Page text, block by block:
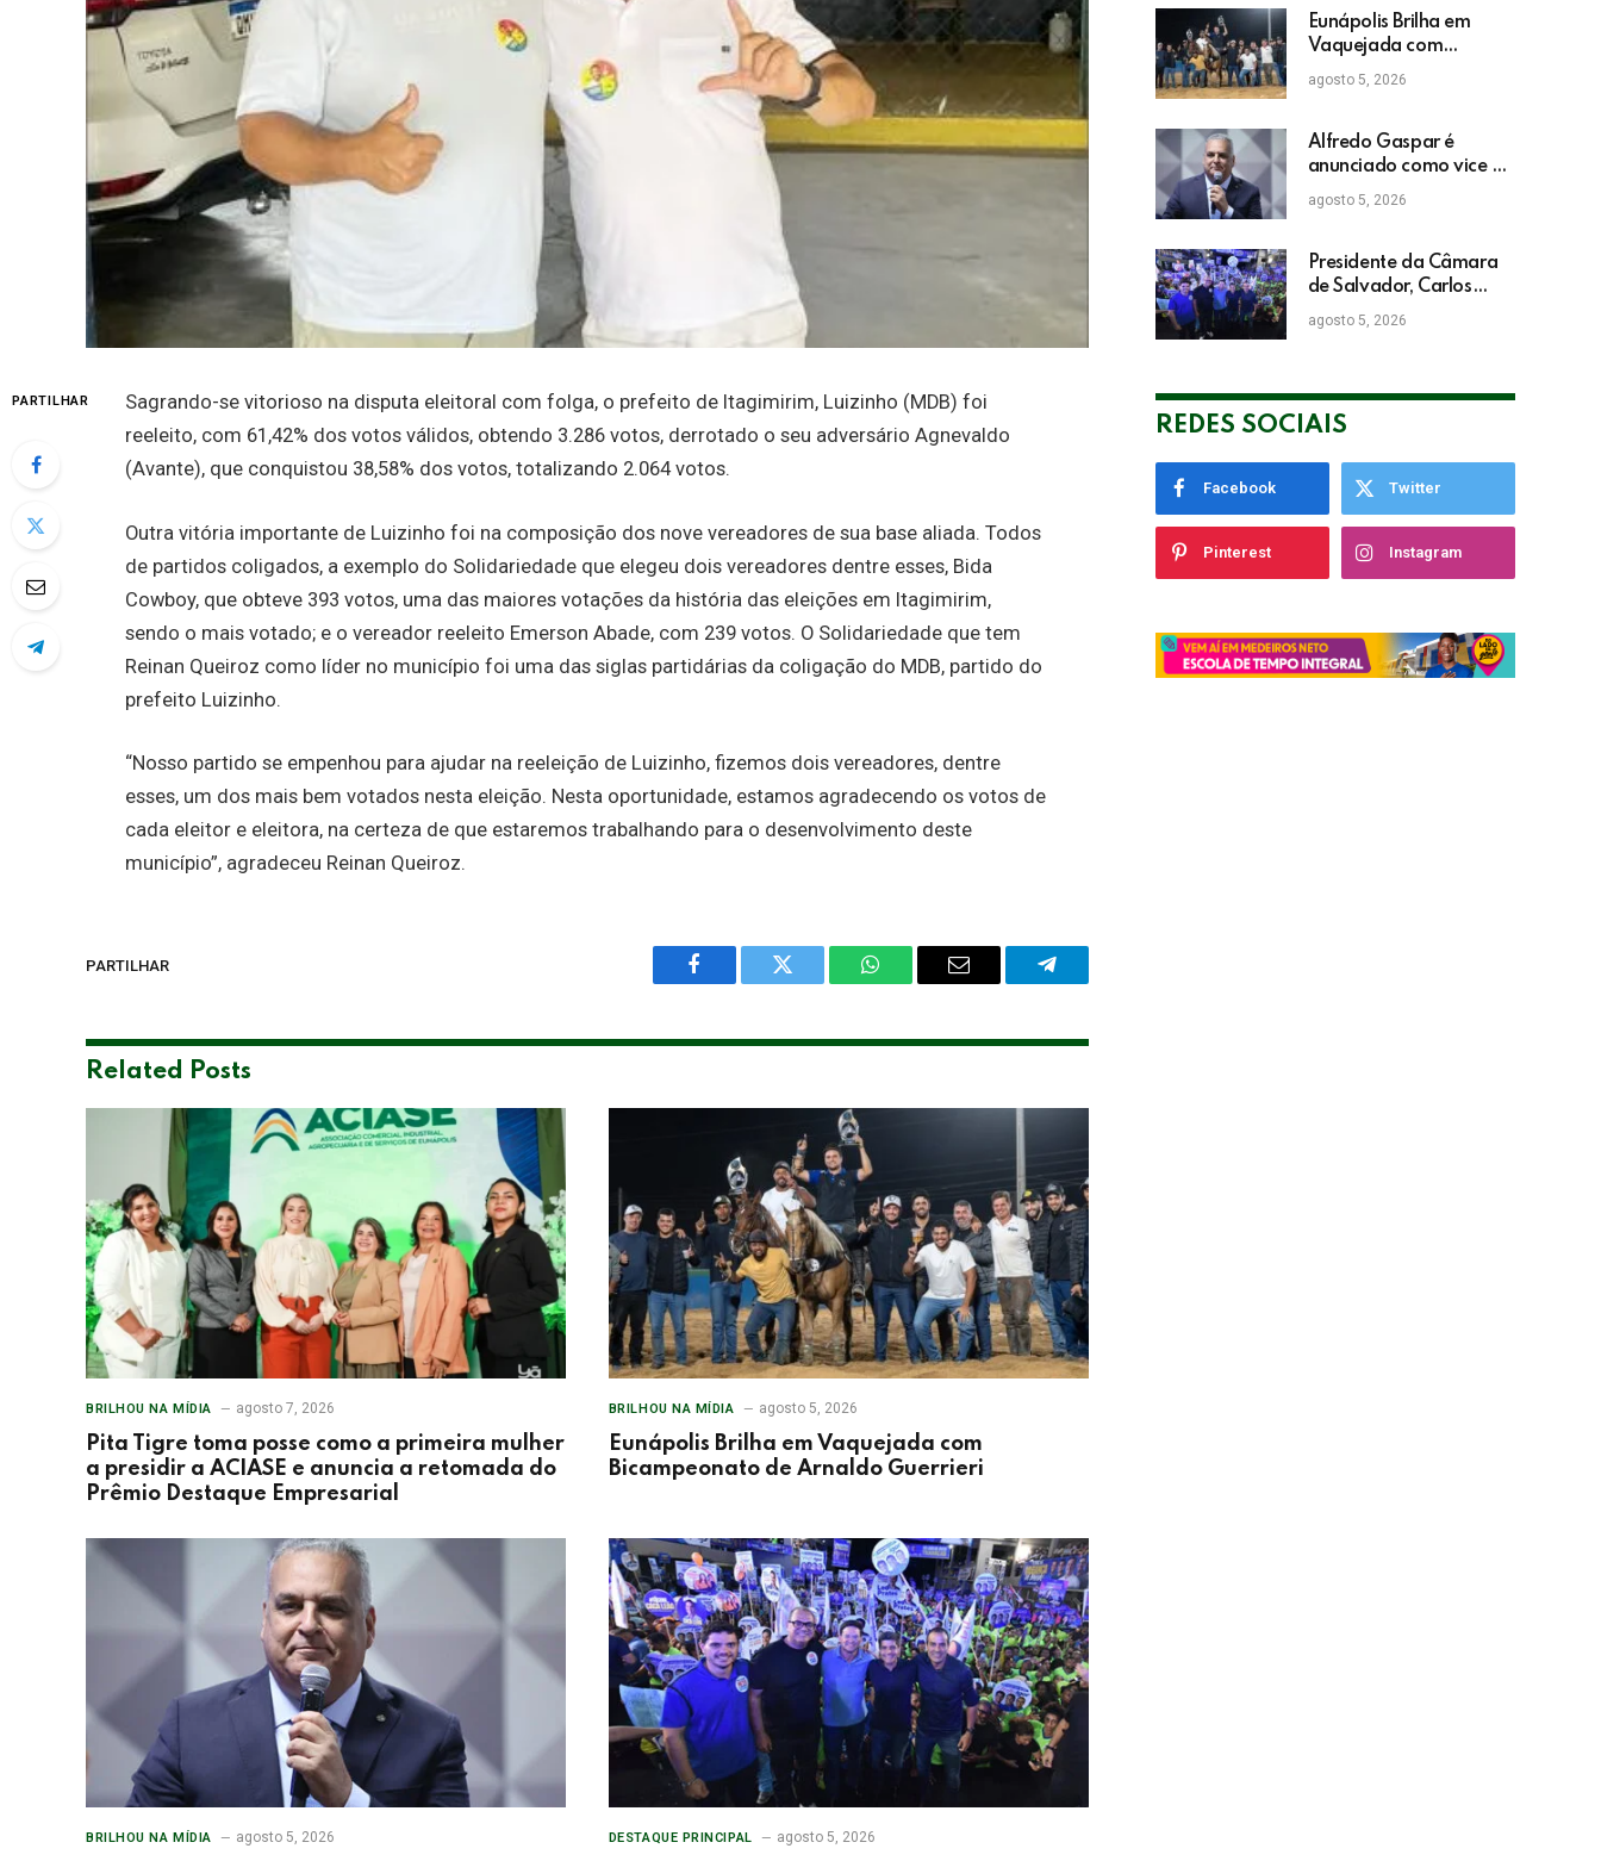
PARTILHAR
Sagrando-se vitorioso na disputa eleitoral com folga, o prefeito de Itagimirim, Luizinho (MDB) foi
reeleito, com 61,42% dos votos válidos, obtendo 3.286 votos, derrotado o seu adversário Agnevaldo
(Avante), que conquistou 38,58% dos votos, totalizando 2.064 votos.
Outra vitória importante de Luizinho foi na composição dos nove vereadores de sua base aliada. Todos
de partidos coligados, a exemplo do Solidariedade que elegeu dois vereadores dentre esses, Bida
Cowboy, que obteve 393 votos, uma das maiores votações da história das eleições em Itagimirim,
sendo o mais votado; e o vereador reeleito Emerson Abade, com 239 votos. O Solidariedade que tem
Reinan Queiroz como líder no município foi uma das siglas partidárias da coligação do MDB, partido do
prefeito Luizinho.
“Nosso partido se empenhou para ajudar na reeleição de Luizinho, fizemos dois vereadores, dentre
esses, um dos mais bem votados nesta eleição. Nesta oportunidade, estamos agradecendo os votos de
cada eleitor e eleitora, na certeza de que estaremos trabalhando para o desenvolvimento deste
município”, agradeceu Reinan Queiroz.
PARTILHAR
Facebook Twitter WhatsAppEmail Telegram
Related Posts
BRILHOU NA MÍDIA agosto 7, 2026
Pita Tigre toma posse como a primeira mulher
a presidir a ACIASE e anuncia a retomada do
Prêmio Destaque Empresarial
BRILHOU NA MÍDIA agosto 5, 2026
Eunápolis Brilha em Vaquejada com
Bicampeonato de Arnaldo Guerrieri
BRILHOU NA MÍDIA agosto 5, 2026 DESTAQUE PRINCIPAL agosto 5, 2026
Eunápolis Brilha em
Vaquejada com
Bicampeonato de
Arnaldo Guerrieri
agosto 5, 2026
Alfredo Gaspar é
anunciado como vice de
Flávio Bolsonaro
agosto 5, 2026
Presidente da Câmara
de Salvador, Carlos
Muniz confirma apoio a
ACM Neto: “Irei lutar
agosto 5, 2026
REDES SOCIAIS
Facebook Twitter
Pinterest Instagram